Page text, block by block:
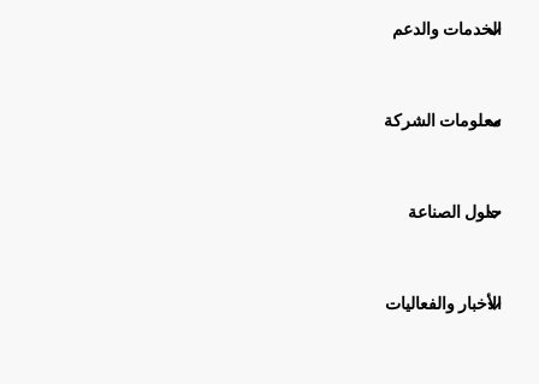
الخدمات والدعم
معلومات الشركة
حلول الصناعة
الأخبار والفعاليات